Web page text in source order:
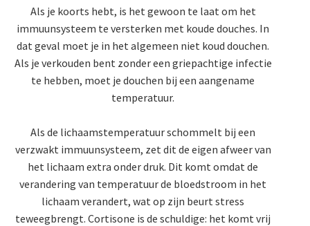
Als je koorts hebt, is het gewoon te laat om het
immuunsysteem te versterken met koude douches. In
dat geval moet je in het algemeen niet koud douchen.
Als je verkouden bent zonder een griepachtige infectie
te hebben, moet je douchen bij een aangename
temperatuur.
Als de lichaamstemperatuur schommelt bij een
verzwakt immuunsysteem, zet dit de eigen afweer van
het lichaam extra onder druk. Dit komt omdat de
verandering van temperatuur de bloedstroom in het
lichaam verandert, wat op zijn beurt stress
teweegbrengt. Cortisone is de schuldige: het komt vrij